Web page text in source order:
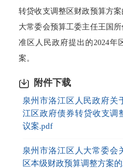
转贷收支调整区财政预算方
大常委会预算工委主任王国
准区人民政府提出的2024年
案。
附件下载
泉州市洛江区人民政府关
江区政府债券转贷收支调
议案.pdf
泉州市洛江区人大常委会
区本级财政预算调整方案